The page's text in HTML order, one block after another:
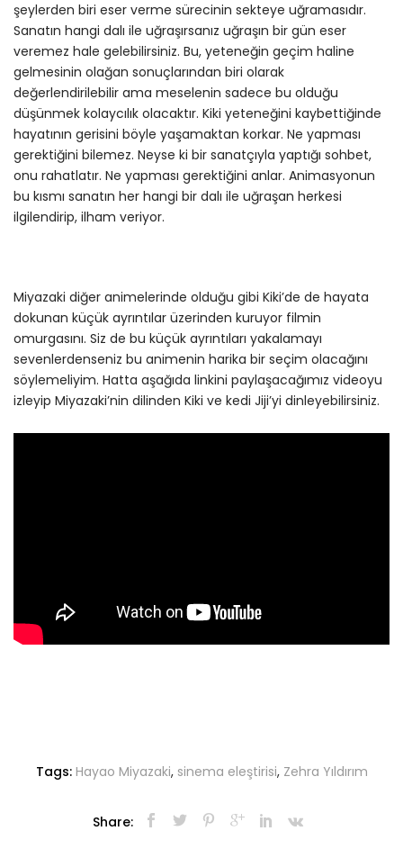
şeylerden biri eser verme sürecinin sekteye uğramasıdır.
Sanatın hangi dalı ile uğraşırsanız uğraşın bir gün eser
veremez hale gelebilirsiniz. Bu, yeteneğin geçim haline
gelmesinin olağan sonuçlarından biri olarak
değerlendirilebilir ama meselenin sadece bu olduğu
düşünmek kolaycılık olacaktır. Kiki yeteneğini kaybettiğinde
hayatının gerisini böyle yaşamaktan korkar. Ne yapması
gerektiğini bilemez. Neyse ki bir sanatçıyla yaptığı sohbet,
onu rahatlatır. Ne yapması gerektiğini anlar. Animasyonun
bu kısmı sanatın her hangi bir dalı ile uğraşan herkesi
ilgilendirip, ilham veriyor.
Miyazaki diğer animelerinde olduğu gibi Kiki’de de hayata
dokunan küçük ayrıntılar üzerinden kuruyor filmin
omurgasını. Siz de bu küçük ayrıntıları yakalamayı
sevenlerdenseniz bu animenin harika bir seçim olacağını
söylemeliyim. Hatta aşağıda linkini paylaşacağımız videoyu
izleyip Miyazaki’nin dilinden Kiki ve kedi Jiji’yi dinleyebilirsiniz.
Tags: Hayao Miyazaki, sinema eleştirisi, Zehra Yıldırım
Share: